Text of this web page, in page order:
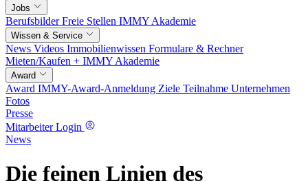
Jobs
BerufsbilderFreie Stellen IMMY Akademie
Wissen & Service
News Videos Immobilienwissen Formulare & Rechner
Mieten/Kaufen + IMMY Akademie
Award
Award IMMY-Award-Anmeldung Ziele Teilnahme Unternehmen
Fotos
Presse
Mitarbeiter Login
News
Die feinen Linien des